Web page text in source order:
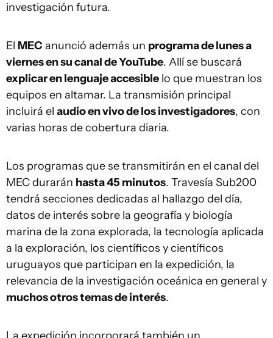
investigación futura.
El MEC anunció además un programa de lunes a
viernes en su canal de YouTube. Allí se buscará
explicar en lenguaje accesible lo que muestran los
equipos en altamar. La transmisión principal
incluirá el audio en vivo de los investigadores, con
varias horas de cobertura diaria.
Los programas que se transmitirán en el canal del
MEC durarán hasta 45 minutos. Travesía Sub200
tendrá secciones dedicadas al hallazgo del día,
datos de interés sobre la geografía y biología
marina de la zona explorada, la tecnología aplicada
a la exploración, los científicos y científicos
uruguayos que participan en la expedición, la
relevancia de la investigación oceánica en general y
muchos otros temas de interés.